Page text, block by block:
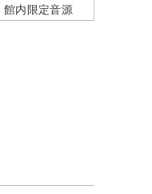
館内限定音源